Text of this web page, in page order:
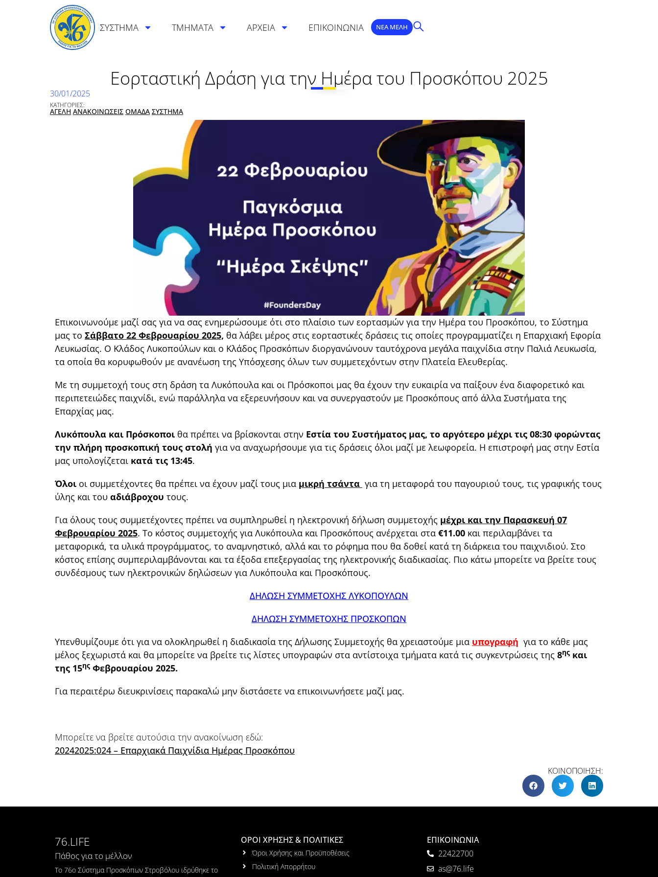
ΣΥΣΤΗΜΑ ΤΜΗΜΑΤΑ ΑΡΧΕΙΑ ΕΠΙΚΟΙΝΩΝΙΑ ΝΕΑ ΜΕΛΗ
Εορταστική Δράση για την Ημέρα του Προσκόπου 2025
30/01/2025
ΚΑΤΗΓΟΡΙΕΣ:
ΑΓΕΛΗ ΑΝΑΚΟΙΝΩΣΕΙΣ ΟΜΑΔΑ ΣΥΣΤΗΜΑ
Επικοινωνούμε μαζί σας για να σας ενημερώσουμε ότι στο πλαίσιο των εορτασμών για την Ημέρα του Προσκόπου, το Σύστημα
μας το Σάββατο 22 Φεβρουαρίου 2025, θα λάβει μέρος στις εορταστικές δράσεις τις οποίες προγραμματίζει η Επαρχιακή Εφορία
Λευκωσίας. Ο Κλάδος Λυκοπούλων και ο Κλάδος Προσκόπων διοργανώνουν ταυτόχρονα μεγάλα παιχνίδια στην Παλιά Λευκωσία,
τα οποία θα κορυφωθούν με ανανέωση της Υπόσχεσης όλων των συμμετεχόντων στην Πλατεία Ελευθερίας.
Με τη συμμετοχή τους στη δράση τα Λυκόπουλα και οι Πρόσκοποι μας θα έχουν την ευκαιρία να παίξουν ένα διαφορετικό και
περιπετειώδες παιχνίδι, ενώ παράλληλα να εξερευνήσουν και να συνεργαστούν με Προσκόπους από άλλα Συστήματα της
Επαρχίας μας.
Λυκόπουλα και Πρόσκοποι θα πρέπει να βρίσκονται στην Εστία του Συστήματος μας, το αργότερο μέχρι τις 08:30 φορώντας
την πλήρη προσκοπική τους στολή για να αναχωρήσουμε για τις δράσεις όλοι μαζί με λεωφορεία. Η επιστροφή μας στην Εστία
μας υπολογίζεται κατά τις 13:45.
Όλοι οι συμμετέχοντες θα πρέπει να έχουν μαζί τους μια μικρή τσάντα για τη μεταφορά του παγουριού τους, τις γραφικής τους
ύλης και του αδιάβροχου τους.
Για όλους τους συμμετέχοντες πρέπει να συμπληρωθεί η ηλεκτρονική δήλωση συμμετοχής μέχρι και την Παρασκευή 07
Φεβρουαρίου 2025. Το κόστος συμμετοχής για Λυκόπουλα και Προσκόπους ανέρχεται στα €11.00 και περιλαμβάνει τα
μεταφορικά, τα υλικά προγράμματος, το αναμνηστικό, αλλά και το ρόφημα που θα δοθεί κατά τη διάρκεια του παιχνιδιού. Στο
κόστος επίσης συμπεριλαμβάνονται και τα έξοδα επεξεργασίας της ηλεκτρονικής διαδικασίας. Πιο κάτω μπορείτε να βρείτε τους
συνδέσμους των ηλεκτρονικών δηλώσεων για Λυκόπουλα και Προσκόπους.
ΔΗΛΩΣΗ ΣΥΜΜΕΤΟΧΗΣ ΛΥΚΟΠΟΥΛΩΝ
ΔΗΛΩΣΗ ΣΥΜΜΕΤΟΧΗΣ ΠΡΟΣΚΟΠΩΝ
Υπενθυμίζουμε ότι για να ολοκληρωθεί η διαδικασία της Δήλωσης Συμμετοχής θα χρειαστούμε μια υπογραφή για το κάθε μας
μέλος ξεχωριστά και θα μπορείτε να βρείτε τις λίστες υπογραφών στα αντίστοιχα τμήματα κατά τις συγκεντρώσεις της 8ης και
της 15ης Φεβρουαρίου 2025.
Για περαιτέρω διευκρινίσεις παρακαλώ μην διστάσετε να επικοινωνήσετε μαζί μας.
Μπορείτε να βρείτε αυτούσια την ανακοίνωση εδώ:
20242025:024 – Επαρχιακά Παιχνίδια Ημέρας Προσκόπου
ΚΟΙΝΟΠΟΙΗΣΗ:
76.LIFE
Πάθος για το μέλλον
Το 76ο Σύστημα Προσκόπων Στροβόλου ιδρύθηκε το
ΟΡΟΙ ΧΡΗΣΗΣ & ΠΟΛΙΤΙΚΕΣ
Όροι Χρήσης και Προϋποθέσεις
Πολιτική Απορρήτου
ΕΠΙΚΟΙΝΩΝΙΑ
22422700
as@76.life